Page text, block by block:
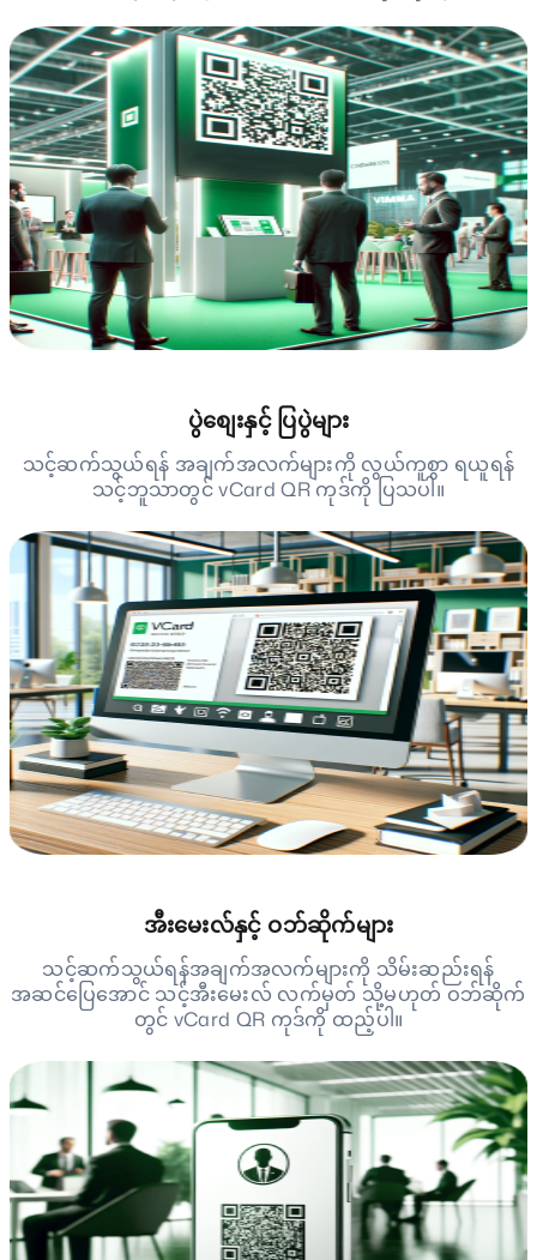
ပွဲစျေးနှင့် ပြပွဲများ
သင့်ဆက်သွယ်ရန် အချက်အလက်များကို လွယ်ကူစွာ ရယူရန်
သင့်ဘူသာတွင် vCard QR ကုဒ်ကို ပြသပါ။
အီးမေးလ်နှင့် ဝဘ်ဆိုက်များ
သင့်ဆက်သွယ်ရန်အချက်အလက်များကို သိမ်းဆည်းရန်
အဆင်ပြေအောင် သင့်အီးမေးလ် လက်မှတ် သို့မဟုတ် ဝဘ်ဆိုက်
တွင် vCard QR ကုဒ်ကို ထည့်ပါ။